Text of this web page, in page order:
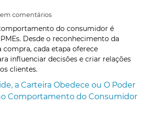
comentários
do consumidor é
Desde o reconhecimento da
compra, cada etapa oferece
influenciar decisões e criar relações
clientes.
a Carteira Obedece ou O Poder
Comportamento do Consumidor